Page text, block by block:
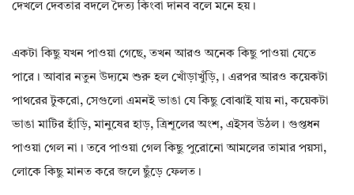
দেখলে দেবতার বদলে দৈত্য কিংবা দানব বলে মনে হয়।
একটা কিছু যখন পাওয়া গেছে, তখন আরও অনেক কিছু পাওয়া যেতে
পারে। আবার নতুন উদ্যমে শুরু হল খোঁড়াখুঁড়ি,। এরপর আরও কয়েকটা
পাথরের টুকরো, সেগুলো এমনই ভাঙা যে কিছু বোঝাই যায় না, কয়েকটা
ভাঙা মাটির হাঁড়ি, মানুষের হাড়, ত্রিশূলের অংশ, এইসব উঠল। গুপ্তধন
পাওয়া গেল না। তবে পাওয়া গেল কিছু পুরোনো আমলের তামার পয়সা,
লোকে কিছু মানত করে জলে ছুঁড়ে ফেলত।